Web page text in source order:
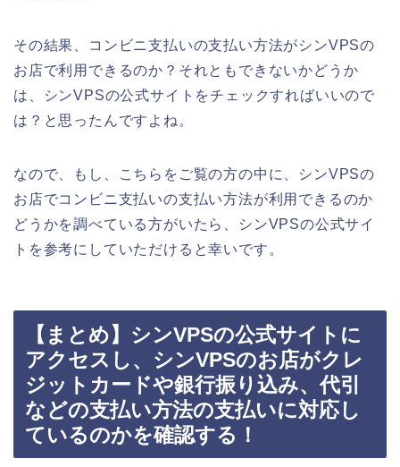
その結果、コンビニ支払いの支払い方法がシンVPSの
お店で利用できるのか？それともできないかどうか
は、シンVPSの公式サイトをチェックすればいいので
は？と思ったんですよね。
なので、もし、こちらをご覧の方の中に、シンVPSの
お店でコンビニ支払いの支払い方法が利用できるのか
どうかを調べている方がいたら、シンVPSの公式サイ
トを参考にしていただけると幸いです。
【まとめ】シンVPSの公式サイトに
アクセスし、シンVPSのお店がクレ
ジットカードや銀行振り込み、代引
などの支払い方法の支払いに対応し
ているのかを確認する！